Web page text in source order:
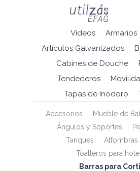
Vídeos Armarios
Artículos Galvanizados
Cabines de Douche
Tendederos
Tapas de Inodoro
Accesorios Mueble de
Ángulos y Soportes
Tanques
Alfombras
Toalleros para hotel
Barras para